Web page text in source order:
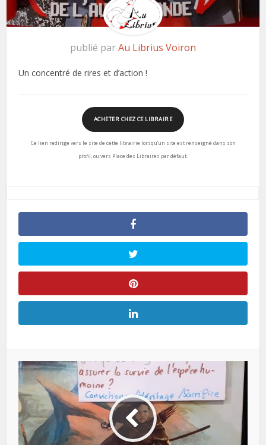
publié parAu Librius Voiron
Un concentré de rires et d’action !
ACHETER CHEZ CE LIBRAIRE
Ce lien redirige vers le site de cette librairie lorsqu’un site est renseigné dans son
profil, ou vers Place des Libraires par défaut.